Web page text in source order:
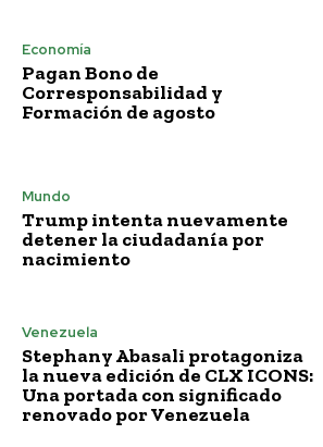
Economía
Pagan Bono de
Corresponsabilidad y
Formación de agosto
Mundo
Trump intenta nuevamente
detener la ciudadanía por
nacimiento
Venezuela
Stephany Abasali protagoniza
la nueva edición de CLX ICONS:
Una portada con significado
renovado por Venezuela